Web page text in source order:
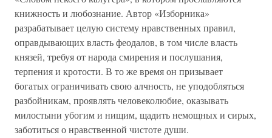
книжность и любознание. Автор «Изборника»
разрабатывает целую систему нравственных правил,
оправдывающих власть феодалов, в том числе власть
князей, требуя от народа смирения и послушания,
терпения и кротости. В то же время он призывает
богатых ограничивать свою алчность, не уподобляться
разбойникам, проявлять человеколюбие, оказывать
милостыни убогим и нищим, щадить немощных и сирых,
заботиться о нравственной чистоте души.